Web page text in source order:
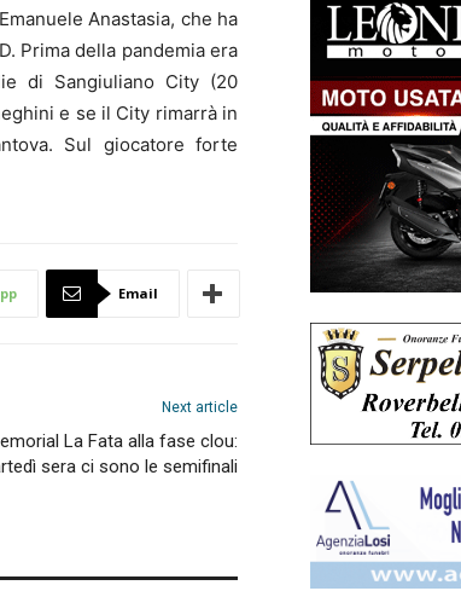
Anastasia, che ha
Prima della pandemia era
di Sangiuliano City (20
e se il City rimarrà in
Sul giocatore forte
Email
Next article
La Fata alla fase clou:
sera ci sono le semifinali